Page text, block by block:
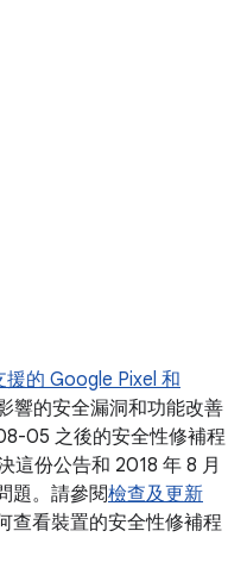
援的 Google Pixel 和
響的安全漏洞和功能改善
05 之後的安全性修補程
這份公告和 2018 年 8 月
題。請參閱檢查及更新
查看裝置的安全性修補程